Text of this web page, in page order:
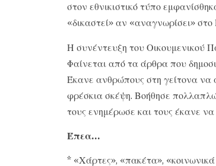
στον εθνικιστικό τύπο
«δικαστεί» αν «αναγνωρίσει»
Η συνέντευξη του Οικουμενικού
Φαίνεται από τα άρθρα που
Έκανε ανθρώπους στη γείτονα να
φρέσκια σκέψη. Βοήθησε
τους ενημέρωσε και τους έκανε
Έπεα…
* «Χάρτες», «πακέτα»,